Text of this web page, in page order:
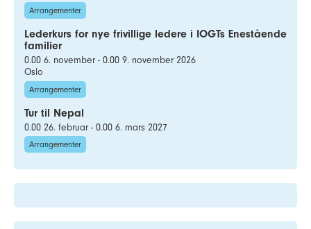
Arrangementer
Lederkurs for nye frivillige ledere i IOGTs Enestående
familier
0.00 6. november - 0.00 9. november 2026
Oslo
Arrangementer
Tur til Nepal
0.00 26. februar - 0.00 6. mars 2027
Arrangementer